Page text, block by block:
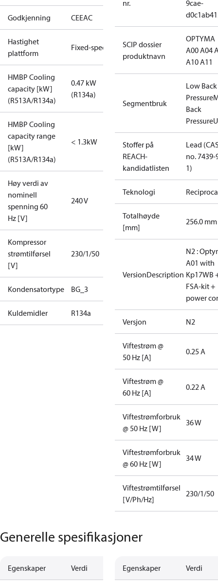
Godkjenning CEEAC
Hastighet
plattform
Fixed-speed
HMBP Cooling
capacity [kW]
(R513A/R134a)
0.47 kW
(R134a)
HMBP Cooling
capacity range
[kW]
(R513A/R134a)
< 1.3kW
Høy verdi av
nominell
spenning 60
Hz [V]
240 V
Kompressor
strømtilførsel
[V]
230/1/50
Kondensatortype BG_3
Kuldemidler R134a
nr.
9cae-
SCIP dossier
produktnavn
OPTYMA
A00 A04
A10 A11
Segmentbruk
Low Back
Pressure
Back
Pressure
Stoffer på
REACH-
kandidatlisten
Lead
no. 7439-
1)
Teknologi
Totalhøyde
[mm]
256.0 mm
VersionDescription
N2 :
A01 with
Kp17WB
FSA-kit +
power
Versjon N2
Viftestrøm @
50 Hz [A]
0.25 A
Viftestrøm @
60 Hz [A]
0.22 A
Viftestrømforbruk
@ 50 Hz [W]
36 W
Viftestrømforbruk
@ 60 Hz [W]
34 W
Viftestrømtilførsel
[V/Ph/Hz]
230/1/50
Generelle spesifikasjoner
Egenskaper Verdi Egenskaper Verdi